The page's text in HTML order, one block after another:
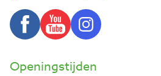
Openingstijden